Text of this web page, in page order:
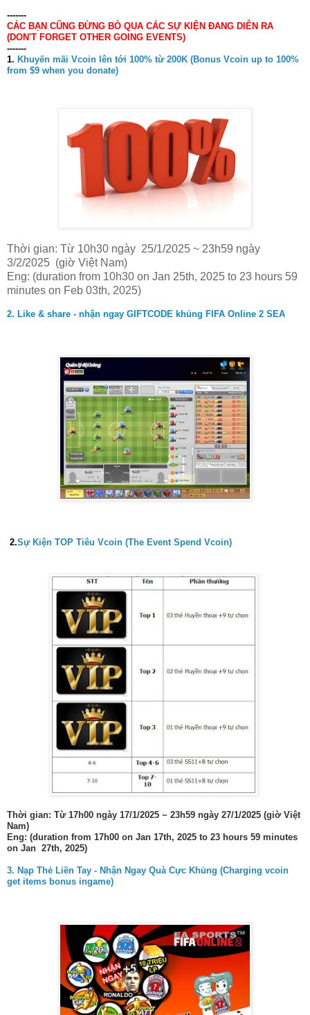
-------
CÁC BẠN CŨNG ĐỪNG BỎ QUA CÁC SỰ KIỆN ĐANG DIỄN RA
(DON'T FORGET OTHER GOING EVENTS)
-------
1. Khuyến mãi Vcoin lên tới 100% từ 200K (Bonus Vcoin up to 100%
from $9 when you donate)
Thời gian: Từ 10h30 ngày 25/1/2025 ~ 23h59 ngày
3/2/2025 (giờ Việt Nam)
Eng: (duration from 10h30 on Jan 25th, 2025 to 23 hours 59
minutes on Feb 03th, 2025)
2. Like & share - nhận ngay GIFTCODE khủng FIFA Online 2 SEA
2.Sự Kiện TOP Tiêu Vcoin (The Event Spend Vcoin)
Thời gian: Từ 17h00 ngày 17/1/2025 ~ 23h59 ngày 27/1/2025 (giờ Việt
Nam)
Eng: (duration from 17h00 on Jan 17th, 2025 to 23 hours 59 minutes
on Jan 27th, 2025)
3. Nạp Thẻ Liền Tay - Nhận Ngay Quà Cực Khủng (Charging vcoin
get items bonus ingame)